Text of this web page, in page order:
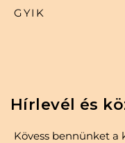
GYIK
Hírlevél és
Kövess bennünket a